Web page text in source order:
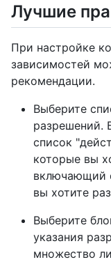
Лучшие
При настройке
зависимостей
рекомендации.
Выберите
разрешений.
список
которые вы
включающий
вы хотите
Выберите
указания
множество